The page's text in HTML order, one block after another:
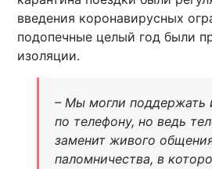
введения коронавирусных
подопечные целый год были
изоляции.
– Мы могли поддержать
по телефону, но ведь
заменит живого
паломничества, в